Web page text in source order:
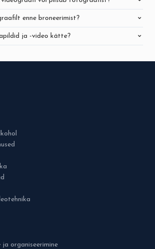
enne broneerimist?
ja -video kätte?
ja organiseerimine